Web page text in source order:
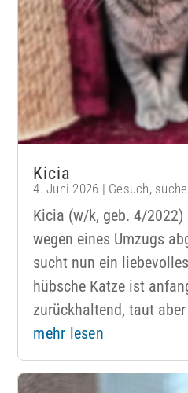
Kicia
4. Juni 2026 | Gesuch,
Kicia (w/k, geb. 4/
wegen eines Umzugs
sucht nun ein
hübsche Katze ist
zurückhaltend, taut
mehr lesen